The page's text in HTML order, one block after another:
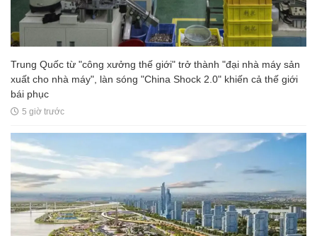
Trung Quốc từ "công xưởng thế giới" trở thành "đại nhà máy sản
xuất cho nhà máy", làn sóng "China Shock 2.0" khiến cả thế giới
bái phục
5 giờ trước